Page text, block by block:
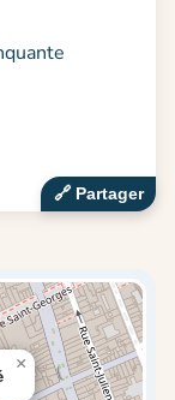
🔗‍️ Partager
×